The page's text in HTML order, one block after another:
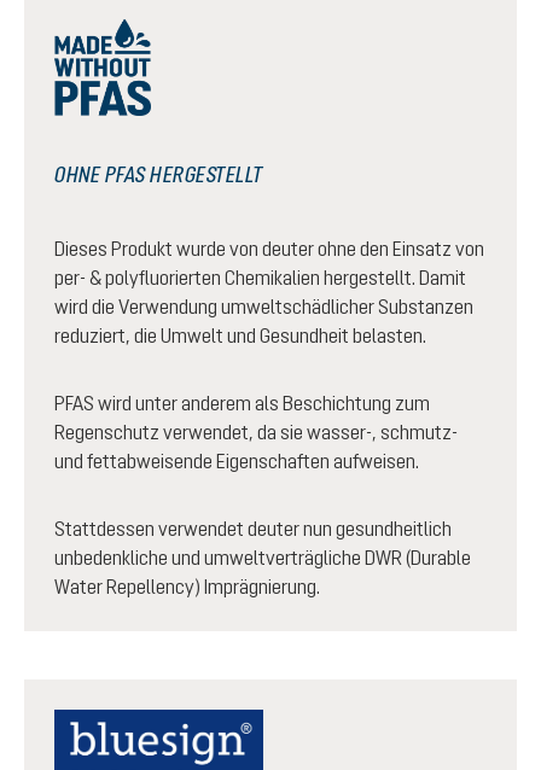
OHNE PFAS HERGESTELLT
Dieses Produkt wurde von deuter ohne den Einsatz von
per- & polyfluorierten Chemikalien hergestellt. Damit
wird die Verwendung umweltschädlicher Substanzen
reduziert, die Umwelt und Gesundheit belasten.
PFAS wird unter anderem als Beschichtung zum
Regenschutz verwendet, da sie wasser-, schmutz-
und fettabweisende Eigenschaften aufweisen.
Stattdessen verwendet deuter nun gesundheitlich
unbedenkliche und umweltverträgliche DWR (Durable
Water Repellency) Imprägnierung.